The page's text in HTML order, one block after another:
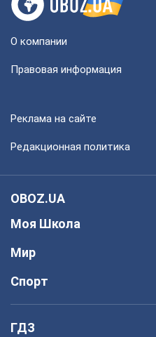
О компании
Правовая информация
Реклама на сайте
Редакционная политика
OBOZ.UA
Моя Школа
Мир
Спорт
ГДЗ